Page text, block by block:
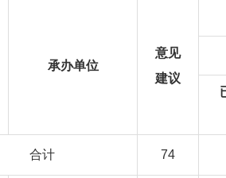
承办单位
意见
建议
合计 74